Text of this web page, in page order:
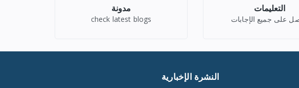
التعليمات
على جميع الإجابات
مدونة
check latest blogs
النشرة الإخبارية